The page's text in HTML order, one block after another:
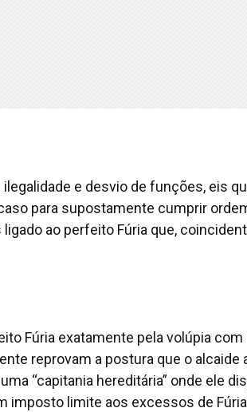
e desvio de funções, eis
para supostamente cumprir
ao perfeito Fúria que,
Fúria exatamente pela volúpia
reprovam a postura que o alcaide
“capitania hereditária” onde ele
imposto limite aos excessos de